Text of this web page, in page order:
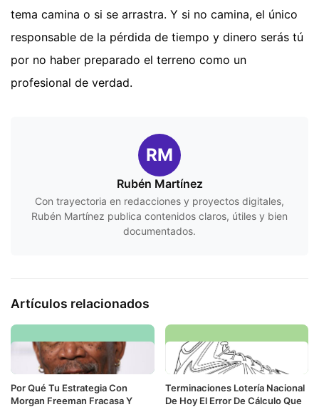
tema camina o si se arrastra. Y si no camina, el único
responsable de la pérdida de tiempo y dinero serás tú
por no haber preparado el terreno como un
profesional de verdad.
RM
Rubén Martínez
Con trayectoria en redacciones y proyectos digitales,
Rubén Martínez publica contenidos claros, útiles y bien
documentados.
Artículos relacionados
Por Qué Tu Estrategia Con
Morgan Freeman Fracasa Y
Terminaciones Lotería Nacional
De Hoy El Error De Cálculo Que